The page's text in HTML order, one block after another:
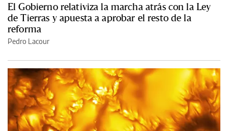
El Gobierno relativiza la marcha atrás con la Ley
de Tierras y apuesta a aprobar el resto de la
reforma
Pedro Lacour